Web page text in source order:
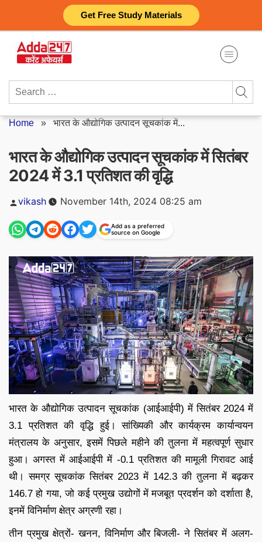
Get Free Study Materials
content
Search
Home » भारत के औद्योगिक उत्पादन सूचकांक में...
भारत के औद्योगिक उत्पादन सूचकांक में सितंबर
2024 में 3.1 प्रतिशत की वृद्धि
Posted
vikash November 14th, 2024 08:25 am
Add as a preferred
source on Google
भारत के औद्योगिक उत्पादन सूचकांक (आईआईपी) में सितंबर 2024 में
3.1 प्रतिशत की वृद्धि हुई। सांख्यिकी और कार्यक्रम कार्यान्वयन
मंत्रालय के अनुसार, इसमें पिछले महीने की तुलना में महत्वपूर्ण सुधार
हुआ। अगस्त में आईआईपी में -0.1 प्रतिशत की मामूली गिरावट आई
थी। समग्र सूचकांक सितंबर 2023 में 142.3 की तुलना में बढ़कर
146.7 हो गया, जो कई प्रमुख उद्योगों में मजबूत प्रदर्शन को दर्शाता है,
इनमें विनिर्माण क्षेत्र अग्रणी रहा।
तीन प्रमुख क्षेत्रों- खनन, विनिर्माण और बिजली- ने सितंबर में अलग-